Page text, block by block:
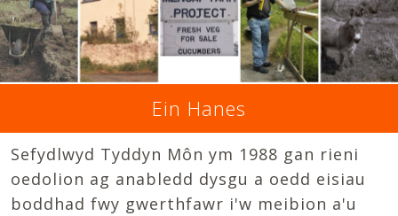
Ein Hanes
Sefydlwyd Tyddyn Môn ym 1988 gan rieni
oedolion ag anabledd dysgu a oedd eisiau
boddhad fwy gwerthfawr i'w meibion a'u